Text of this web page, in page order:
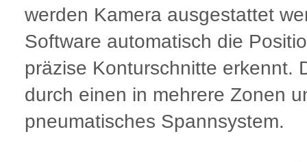
werden Kamera ausgestattet
Software automatisch die
präzise Konturschnitte erkennt.
durch einen in mehrere Zonen
pneumatisches Spannsystem.